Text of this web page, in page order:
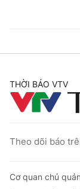
THỜI BÁO VTV
Theo dõi báo
Cơ quan chủ